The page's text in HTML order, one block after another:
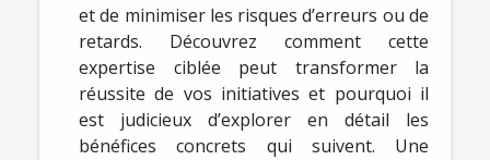
et de minimiser les risques d’erreurs ou de
retards. Découvrez comment cette
expertise ciblée peut transformer la
réussite de vos initiatives et pourquoi il
est judicieux d’explorer en détail les
bénéfices concrets qui suivent. Une